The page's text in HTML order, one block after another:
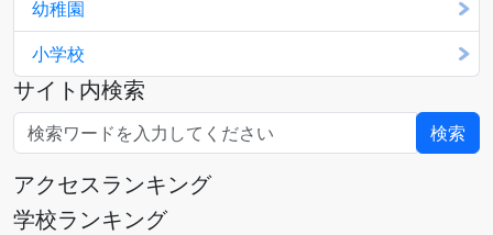
幼稚園
小学校
サイト内検索
アクセスランキング
学校ランキング